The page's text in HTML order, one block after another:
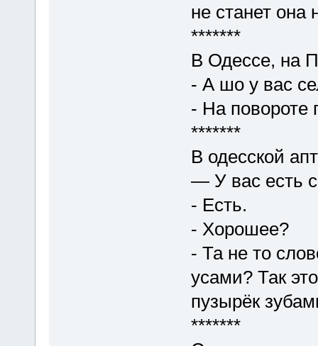
не станет она
*******
В Одессе, на
- А шо у вас
- На повороте
*******
В одесской
— У вас есть
- Есть.
- Хорошее?
- Та не то
усами? Так
пузырёк
*******